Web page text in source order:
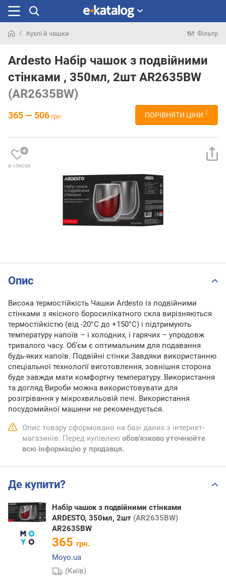
раніше
Кухлі й чашки Фільтр
Ardesto Набір чашок з подвійними
стінками , 350мл, 2шт AR2635BW
(AR2635BW)
365 — 506 грн. ПОРІВНЯТИ ЦІНИ 2
в список
Опис
Висока термостійкість Чашки Ardesto із подвійними
стінками з якісного боросилікатного скла вирізняються
термостійкістю (від -20°C до +150°C) і підтримують
температуру напоїв – і холодних, і гарячих – упродовж
тривалого часу. Об’єм є оптимальним для подавання
будь-яких напоїв. Подвійні стінки Завдяки використанню
спеціальної технології виготовлення, зовнішня сторона
буде завжди мати комфортну температуру. Використання
та догляд Вироби можна використовувати для
розігрівання у мікрохвильовій печі. Використання
посудомийної машини не рекомендується.
Опис товару сформовано на базі даних з інтернет-
магазинів. Перед купівлею обов'язково уточнюйте
всю інформацію у продавця.
Де купити?
Набір чашок з подвійними стінками
ARDESTO, 350мл, 2шт (AR2635BW)
AR2635BW
365 грн.
Moyo.ua
(Київ)